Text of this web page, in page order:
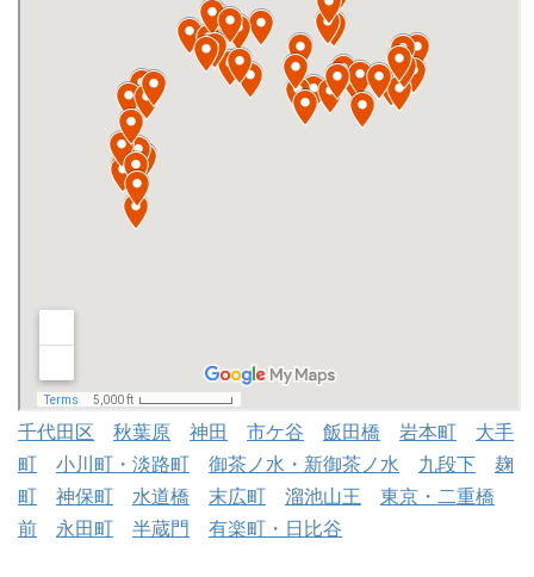
千代田区 秋葉原 神田 市ケ谷 飯田橋 岩本町
大手
町
小川町・淡路町 御茶ノ水・新御茶ノ水 九段下
麹
町
神保町 水道橋 末広町 溜池山王
東京・二重橋
前
永田町 半蔵門 有楽町・日比谷